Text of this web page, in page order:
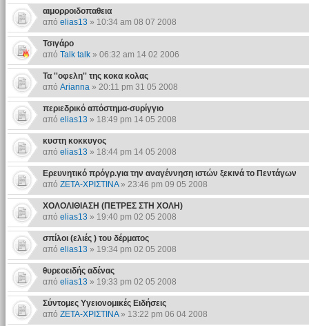
αιμορροιδοπαθεια
από elias13 » 10:34 am 08 07 2008
Τσιγάρο
από Talk talk» 06:32 am 14 02 2006
Τα ''οφελη'' της κοκα κολας
από Arianna» 20:11 pm 31 05 2008
περιεδρικό απόστημα-συρίγγιο
από elias13 » 18:49 pm 14 05 2008
κυστη κοκκυγος
από elias13 » 18:44 pm 14 05 2008
Ερευνητικό πρόγρ.για την αναγέννηση ιστών ξεκινά το Πεντάγων
από ΖΕΤΑ-ΧΡΙΣΤΙΝΑ» 23:46 pm 09 05 2008
ΧΟΛΟΛΙΘΙΑΣΗ (ΠΕΤΡΕΣ ΣΤΗ ΧΟΛΗ)
από elias13 » 19:40 pm 02 05 2008
σπίλοι (ελιές ) του δέρματος
από elias13 » 19:34 pm 02 05 2008
θυρεοειδής αδένας
από elias13 » 19:33 pm 02 05 2008
Σύντομες Υγειονομικές Ειδήσεις
από ΖΕΤΑ-ΧΡΙΣΤΙΝΑ» 13:22 pm 06 04 2008